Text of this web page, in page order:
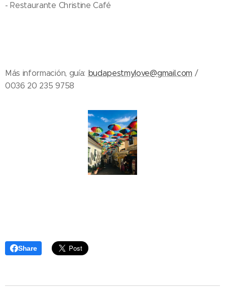
- Restaurante Christine Café
Más información, guía: budapestmylove@gmail.com /
0036 20 235 9758
Share